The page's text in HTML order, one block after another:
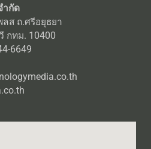
ำกัด
ส ถ.ศรีอยุธยา
กทม. 10400
6649